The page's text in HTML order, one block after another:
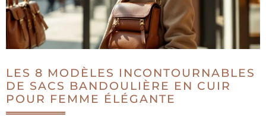
LES 8 MODÈLES INCONTOURNABLES
DE SACS BANDOULIÈRE EN CUIR
POUR FEMME ÉLÉGANTE